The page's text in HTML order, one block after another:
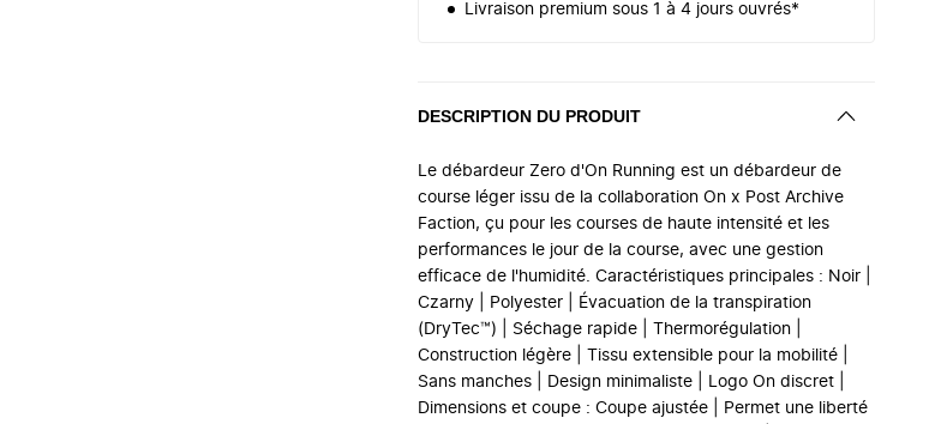
Livraison premium sous 1 à 4 jours ouvrés*
DESCRIPTION DU PRODUIT
Le débardeur Zero d'On Running est un débardeur de
course léger issu de la collaboration On x Post Archive
Faction, çu pour les courses de haute intensité et les
performances le jour de la course, avec une gestion
efficace de l'humidité. Caractéristiques principales : Noir |
Czarny | Polyester | Évacuation de la transpiration
(DryTec™) | Séchage rapide | Thermorégulation |
Construction légère | Tissu extensible pour la mobilité |
Sans manches | Design minimaliste | Logo On discret |
Dimensions et coupe : Coupe ajustée | Permet une liberté